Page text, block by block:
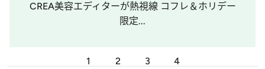
CREA美容エディターが熱視線 コフレ＆ホリデー
限定...
1 2 3 4